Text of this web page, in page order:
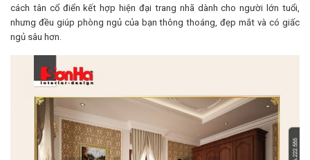
cách tân cổ điển kết hợp hiện đại trang nhã dành cho người lớn tuổi,
nhưng đều giúp phòng ngủ của bạn thông thoáng, đẹp mắt và có giấc
ngủ sâu hơn.